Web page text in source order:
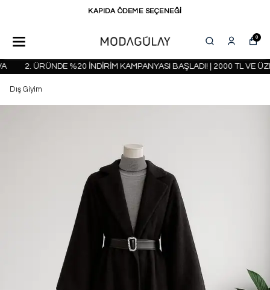
KAPIDA ÖDEME SEÇENEĞİ
0
2. ÜRÜNDE %20 İNDİRİM KAMPANYASI BAŞLADI! | 2000 TL VE
Dış Giyim